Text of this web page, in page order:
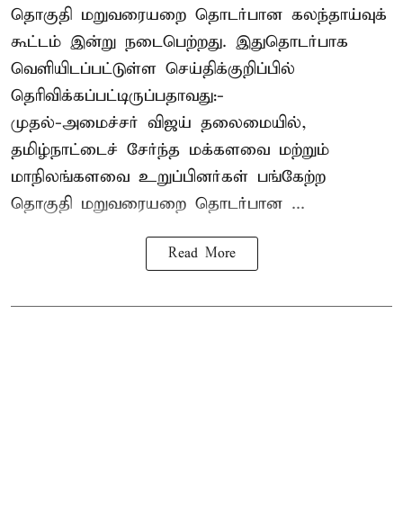
தொகுதி மறுவரையறை தொடர்பான கலந்தாய்வுக்
கூட்டம் இன்று நடைபெற்றது. இதுதொடர்பாக
வெளியிடப்பட்டுள்ள செய்திக்குறிப்பில்
தெரிவிக்கப்பட்டிருப்பதாவது:-
முதல்-அமைச்சர் விஜய் தலைமையில்,
தமிழ்நாட்டைச் சேர்ந்த மக்களவை மற்றும்
மாநிலங்களவை உறுப்பினர்கள் பங்கேற்ற
தொகுதி மறுவரையறை தொடர்பான ...
Read More